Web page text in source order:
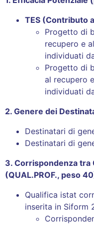
TES (Contributo
Progetto di
recupero e
individuati
Progetto di
al recupero
individuati
2. Genere dei
Destinatari di
Destinatari di
3. Corrispondenza tra
(QUAL.PROF., peso
Qualifica istat
inserita in Siform